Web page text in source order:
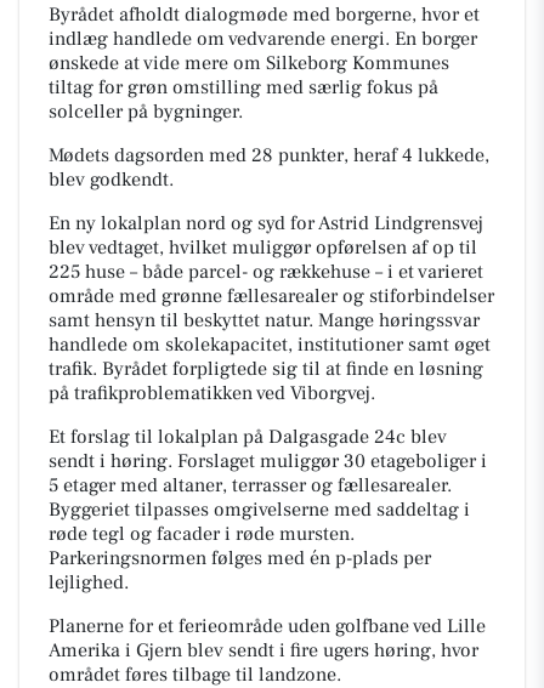
Byrådet afholdt dialogmøde med borgerne, hvor et
indlæg handlede om vedvarende energi. En borger
ønskede at vide mere om Silkeborg Kommunes
tiltag for grøn omstilling med særlig fokus på
solceller på bygninger.
Mødets dagsorden med 28 punkter, heraf 4 lukkede,
blev godkendt.
En ny lokalplan nord og syd for Astrid Lindgrensvej
blev vedtaget, hvilket muliggør opførelsen af op til
225 huse – både parcel- og rækkehuse – i et varieret
område med grønne fællesarealer og stiforbindelser
samt hensyn til beskyttet natur. Mange høringssvar
handlede om skolekapacitet, institutioner samt øget
trafik. Byrådet forpligtede sig til at finde en løsning
på trafikproblematikken ved Viborgvej.
Et forslag til lokalplan på Dalgasgade 24c blev
sendt i høring. Forslaget muliggør 30 etageboliger i
5 etager med altaner, terrasser og fællesarealer.
Byggeriet tilpasses omgivelserne med saddeltag i
røde tegl og facader i røde mursten.
Parkeringsnormen følges med én p-plads per
lejlighed.
Planerne for et ferieområde uden golfbane ved Lille
Amerika i Gjern blev sendt i fire ugers høring, hvor
området føres tilbage til landzone.